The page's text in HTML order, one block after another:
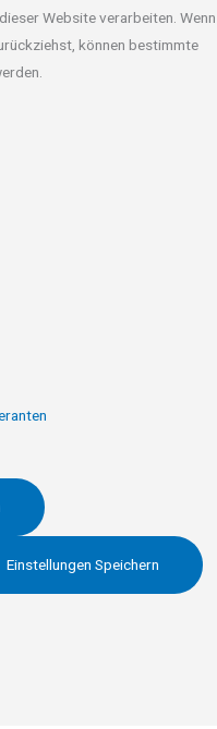
Website verarbeiten. Wenn
können bestimmte
Einstellungen Speichern